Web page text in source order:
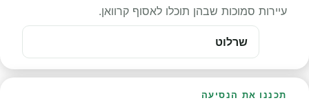
עיירות סמוכות שבהן תוכלו לאסוף קרוואן.
שרלוט
תכננו את הנסיעה